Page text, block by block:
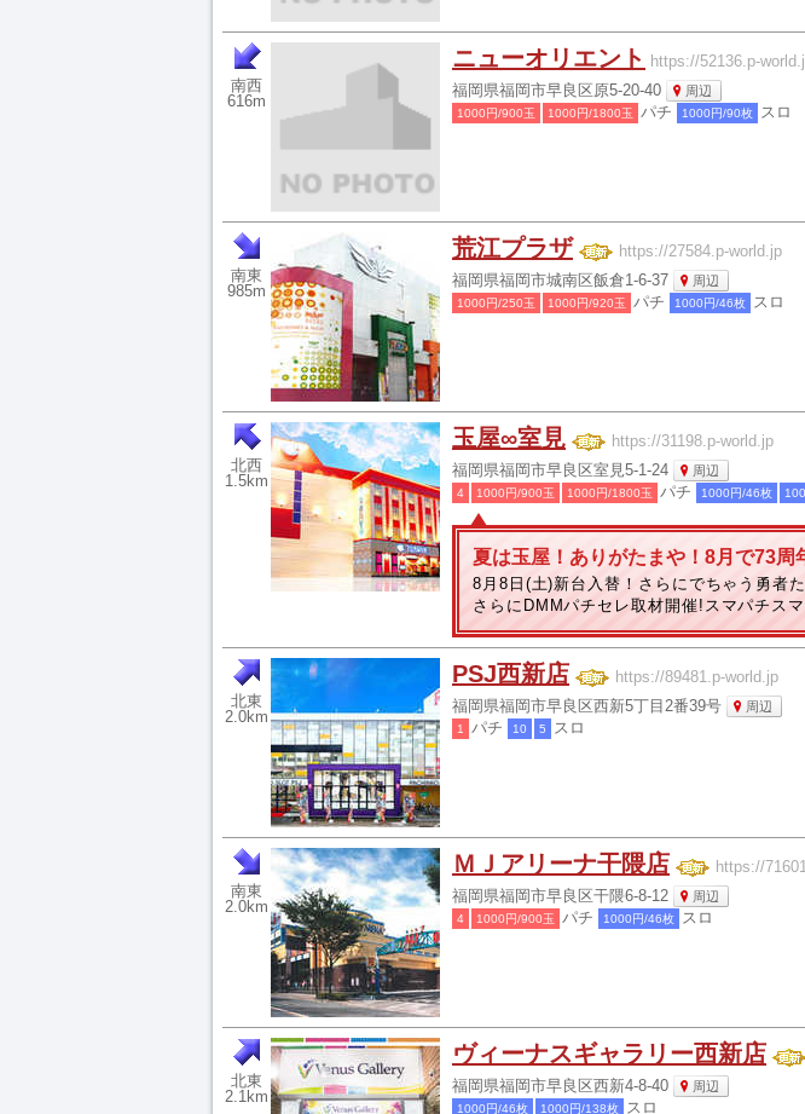
南西
616m
ニューオリエント https://52136.p-
福岡県福岡市早良区原5-20-40 周辺
1000円/900玉 1000円/1800玉 パチ 1000円/90枚 スロ
南東
985m
荒江プラザ https://27584.p-world.jp
福岡県福岡市城南区飯倉1-6-37 周辺
1000円/250玉 1000円/920玉 パチ 1000円/46枚 スロ
北西
1.5km
玉屋∞室見 https://31198.p-world.jp
福岡県福岡市早良区室見5-1-24 周辺
4 1000円/900玉 1000円/1800玉 パチ 1000円/46枚
夏は玉屋！ありがたまや！8月で73周
8月8日(土)新台入替！さらにでちゃう勇者
さらにDMMパチセレ取材開催!スマパチス
北東
2.0km
PSJ西新店 https://89481.p-world.jp
福岡県福岡市早良区西新5丁目2番39号 周辺
1 パチ 10 5 スロ
南東
2.0km
ＭＪアリーナ干隈店 https://
福岡県福岡市早良区干隈6-8-12 周辺
4 1000円/900玉 パチ 1000円/46枚 スロ
北東
2.1km
ヴィーナスギャラリー西新店
福岡県福岡市早良区西新4-8-40 周辺
1000円/46枚 1000円/138枚 スロ